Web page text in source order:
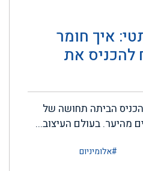
איך חומר
להכניס את
הביתה תחושה של
מהיער. בעולם העיצוב...
#אלומיניום